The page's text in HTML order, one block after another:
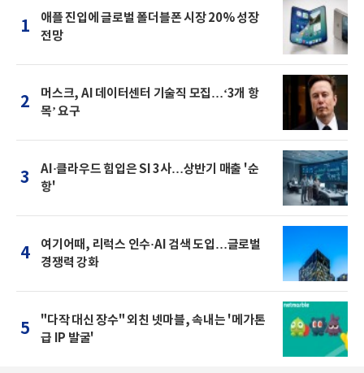
1
애플 진입에 글로벌 폴더블폰 시장 20% 성장
전망
2
머스크, AI 데이터센터 기술직 모집…‘3개 항
목’ 요구
3
AI·클라우드 힘입은 SI 3사…상반기 매출 '순
항'
4
여기어때, 리럭스 인수·AI 검색 도입…글로벌
경쟁력 강화
5
"다작 대신 장수" 외친 넷마블, 속내는 '메가톤
급 IP 발굴'